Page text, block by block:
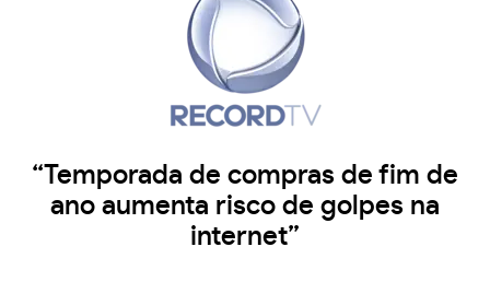
“Temporada de compras de fim de
ano aumenta risco de golpes na
internet”